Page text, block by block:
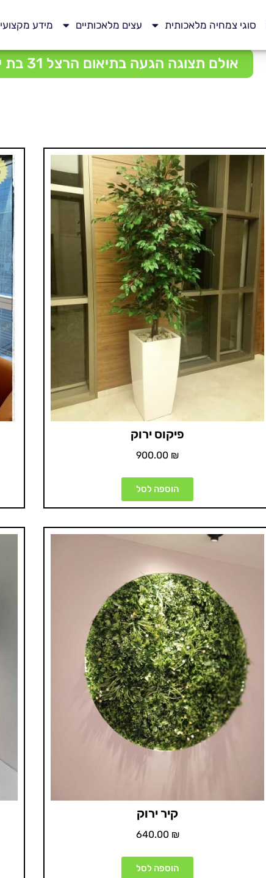
סוגי צמחיה מלאכותית עצים מלאכותיים מידע מקצועי
אולם תצוגה הגעה בתיאום הרצל 31 בת ים
פיקוס ירוק
900.00 ₪
הוספה לסל
קיר ירוק
640.00 ₪
הוספה לסל